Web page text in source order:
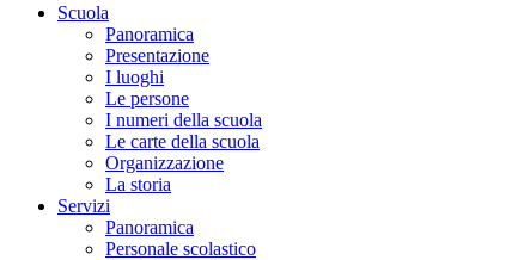
Scuola
Panoramica
Presentazione
I luoghi
Le persone
I numeri della scuola
Le carte della scuola
Organizzazione
La storia
Servizi
Panoramica
Personale scolastico